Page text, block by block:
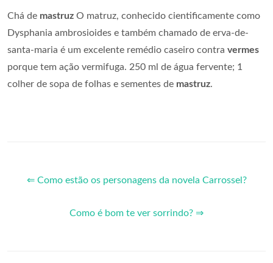
Chá de mastruz O matruz, conhecido cientificamente como
Dysphania ambrosioides e também chamado de erva-de-
santa-maria é um excelente remédio caseiro contra vermes
porque tem ação vermifuga. 250 ml de água fervente; 1
colher de sopa de folhas e sementes de mastruz.
⇐ Como estão os personagens da novela Carrossel?
Como é bom te ver sorrindo? ⇒